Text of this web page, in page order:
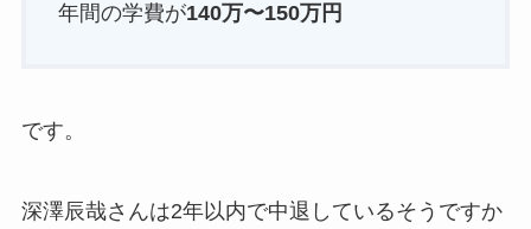
年間の学費が140万〜150万円
です。
深澤辰哉さんは2年以内で中退しているそうですか